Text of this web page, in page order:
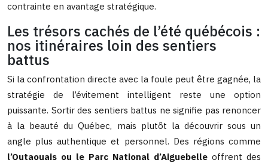
contrainte en avantage stratégique.
Les trésors cachés de l’été québécois :
nos itinéraires loin des sentiers
battus
Si la confrontation directe avec la foule peut être gagnée, la
stratégie de l’évitement intelligent reste une option
puissante. Sortir des sentiers battus ne signifie pas renoncer
à la beauté du Québec, mais plutôt la découvrir sous un
angle plus authentique et personnel. Des régions comme
l’Outaouais ou le Parc National d’Aiguebelle offrent des